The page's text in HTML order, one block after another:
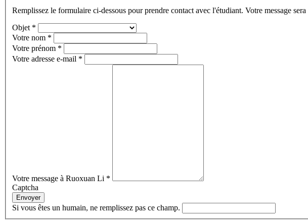
Remplissez le formulaire ci-dessous pour prendre contact avec l'étudiant. Votre message
Objet *
Votre nom *
Votre prénom *
Votre adresse e-mail *
Votre message à Ruoxuan Li *
Captcha
Envoyer
Si vous êtes un humain, ne remplissez pas ce champ.